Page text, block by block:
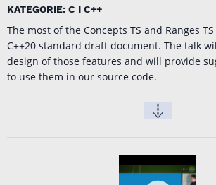
KATEGORIE: C I C++
The most of the Concepts TS and Ranges
C++20 standard draft document. The talk
design of those features and will provide
to use them in our source code.